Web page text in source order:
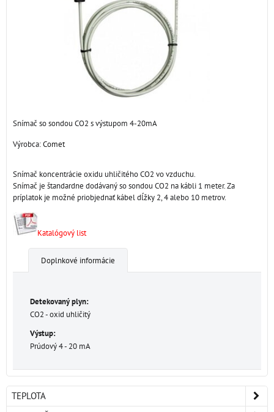
Snímač so sondou CO2 s výstupom 4-20mA
Výrobca:Comet
Snímač koncentrácie oxidu uhličitého CO2 vo vzduchu.
Snímač je štandardne dodávaný so sondou CO2 na kábli 1 meter. Za
príplatok je možné priobjednať kábel dĺžky 2, 4 alebo 10 metrov.
Katalógový list
Doplnkové informácie
Detekovaný plyn:
CO2 - oxid uhličitý
Výstup:
Prúdový 4 - 20 mA
TEPLOTA